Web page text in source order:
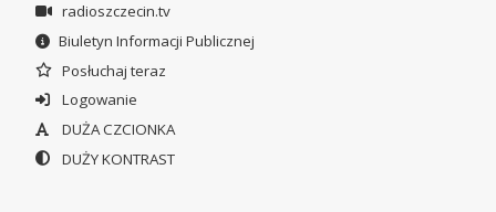
radioszczecin.tv
Biuletyn Informacji Publicznej
Posłuchaj teraz
Logowanie
DUŻA CZCIONKA
DUŻY KONTRAST